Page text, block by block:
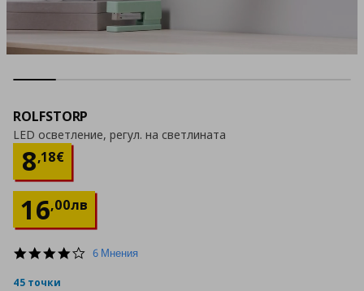
ROLFSTORP
LED осветление, регул. на светлината
8,18€
Цена
16,00лв
4.2
6 Мнения
45 точки